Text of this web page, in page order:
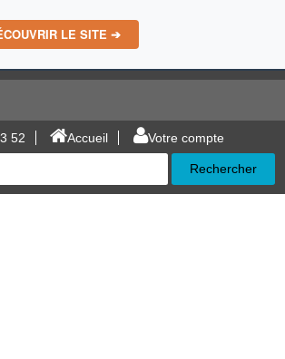
LE SITE ➔
52 Accueil Votre compte